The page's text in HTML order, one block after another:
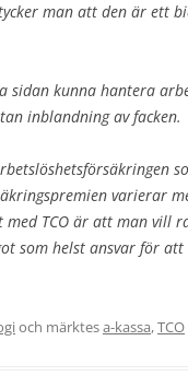
man att den är ett
sidan kunna hantera
inblandning av facken.
varierar
TCO är att man vill
som helst ansvar för
och märktesa-kassa,TCO